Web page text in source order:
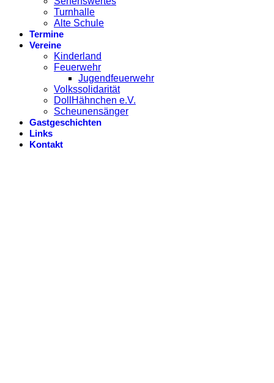
Turnhalle
Alte Schule
Termine
Vereine
Kinderland
Feuerwehr
Jugendfeuerwehr
Volkssolidarität
DollHähnchen e.V.
Scheunensänger
Gastgeschichten
Links
Kontakt